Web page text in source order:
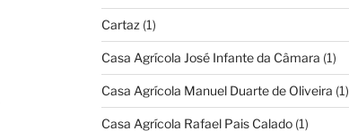
Cartaz (1)
Casa Agrícola José Infante da Câmara (1)
Casa Agrícola Manuel Duarte de Oliveira (1)
Casa Agrícola Rafael Pais Calado(1)